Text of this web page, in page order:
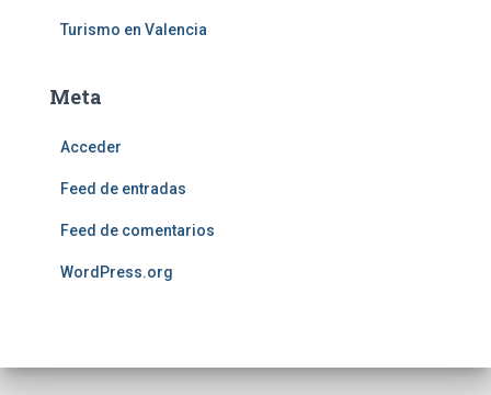
Turismo en Valencia
Meta
Acceder
Feed de entradas
Feed de comentarios
WordPress.org